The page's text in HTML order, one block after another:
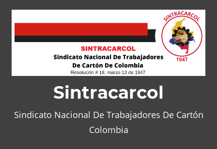
content
Sintracarcol
Sindicato Nacional De Trabajadores De Cartón
Colombia